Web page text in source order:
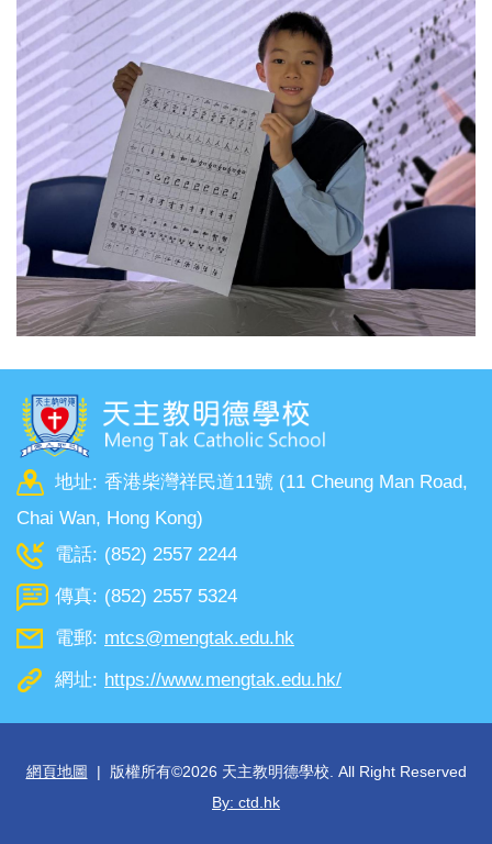
地址: 香港柴灣祥民道11號 (11 Cheung Man Road,
Chai Wan, Hong Kong)
電話: (852) 2557 2244
傳真: (852) 2557 5324
電郵: mtcs@mengtak.edu.hk
網址: https://www.mengtak.edu.hk/
網頁地圖 | 版權所有©2026 天主教明德學校. All Right Reserved
By: ctd.hk